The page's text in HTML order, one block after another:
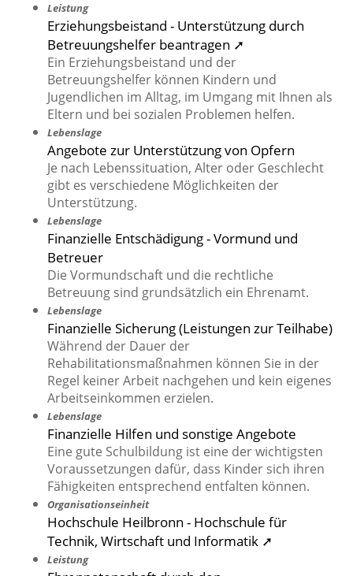
Leistung
Erziehungsbeistand - Unterstützung durch
Betreuungshelfer beantragen ➚
Ein Erziehungsbeistand und der
Betreuungshelfer können Kindern und
Jugendlichen im Alltag, im Umgang mit Ihnen als
Eltern und bei sozialen Problemen helfen.
Lebenslage
Angebote zur Unterstützung von Opfern
Je nach Lebenssituation, Alter oder Geschlecht
gibt es verschiedene Möglichkeiten der
Unterstützung.
Lebenslage
Finanzielle Entschädigung - Vormund und
Betreuer
Die Vormundschaft und die rechtliche
Betreuung sind grundsätzlich ein Ehrenamt.
Lebenslage
Finanzielle Sicherung (Leistungen zur Teilhabe)
Während der Dauer der
Rehabilitationsmaßnahmen können Sie in der
Regel keiner Arbeit nachgehen und kein eigenes
Arbeitseinkommen erzielen.
Lebenslage
Finanzielle Hilfen und sonstige Angebote
Eine gute Schulbildung ist eine der wichtigsten
Voraussetzungen dafür, dass Kinder sich ihren
Fähigkeiten entsprechend entfalten können.
Organisationseinheit
Hochschule Heilbronn - Hochschule für
Technik, Wirtschaft und Informatik ➚
Leistung